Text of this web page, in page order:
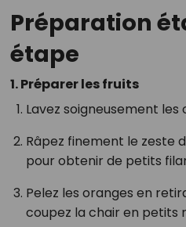
Préparation
étape
1. Préparer les fruits
Lavez soigneusement
Râpez finement le zeste
pour obtenir de petits
Pelez les oranges en
coupez la chair en petits